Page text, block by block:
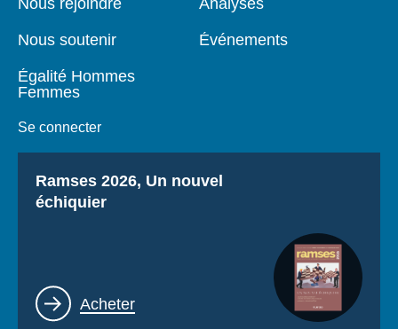
Nous soutenir
Égalité Hommes
Femmes
Se connecter
Événements
Titre
Ramses 2026, Un nouvel
échiquier
Lien
Acheter